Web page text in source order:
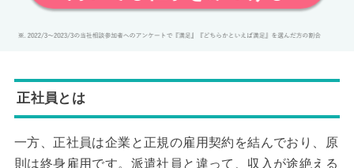
正社員とは
一方、正社員は企業と正規の雇用契約を結んでおり、原
則は終身雇用です。派遣社員と違って、収入が途絶える